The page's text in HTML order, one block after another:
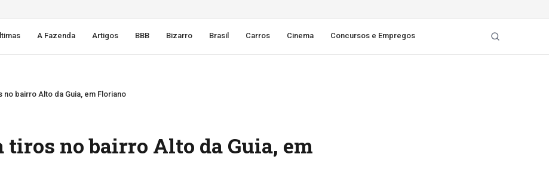
A Fazenda Artigos BBB Bizarro Brasil Carros Cinema Concursos e Empregos
bairro Alto da Guia, em Floriano
tiros no bairro Alto da Guia, em